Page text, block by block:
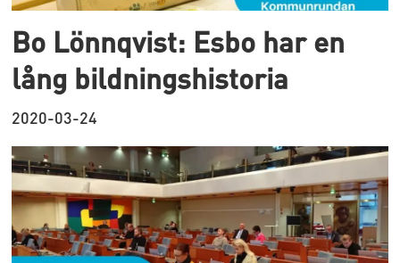
Bo Lönnqvist: Esbo har en
lång bildningshistoria
2020-03-24